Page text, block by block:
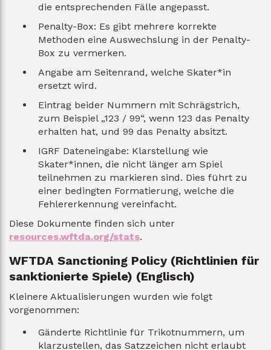
die entsprechenden Fälle angepasst.
Penalty-Box: Es gibt mehrere korrekte
Methoden eine Auswechslung in der Penalty-
Box zu vermerken.
Angabe am Seitenrand, welche Skater*in
ersetzt wird.
Eintrag beider Nummern mit Schrägstrich,
zum Beispiel „123 / 99“, wenn 123 das Penalty
erhalten hat, und 99 das Penalty absitzt.
IGRF Dateneingabe: Klarstellung wie
Skater*innen, die nicht länger am Spiel
teilnehmen zu markieren sind. Dies führt zu
einer bedingten Formatierung, welche die
Fehlererkennung vereinfacht.
Diese Dokumente finden sich unter
resources.wftda.org/stats.
WFTDA Sanctioning Policy (Richtlinien für
sanktionierte Spiele) (Englisch)
Kleinere Aktualisierungen wurden wie folgt
vorgenommen:
Gänderte Richtlinie für Trikotnummern, um
klarzustellen, das Satzzeichen nicht erlaubt